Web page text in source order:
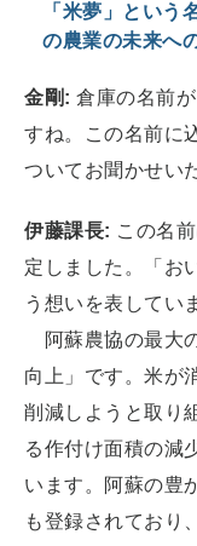
「米夢」という
の農業の未来へ
金剛: 倉庫の名前
すね。この名前に
ついてお聞かせい
伊藤課長: この名
定しました。「お
う想いを表してい
阿蘇農協の最大
向上」です。米が
削減しようと取り
る作付け面積の減
います。阿蘇の豊
も登録されており